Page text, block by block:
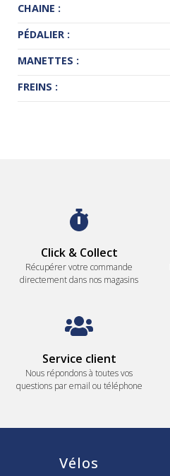
CHAINE :
PÉDALIER :
MANETTES :
FREINS :
Click & Collect
Récupérer votre commande
directement dans nos magasins
Service client
Nous répondons à toutes vos
questions par email ou téléphone
Vélos